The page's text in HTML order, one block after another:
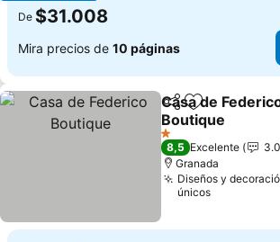
De $31.008
Mira precios de 10 páginas
CompartirAgregar a
Casa de
Boutique
1 Estrellas
8,5 Excelente
Granada
Diseños y
únicos